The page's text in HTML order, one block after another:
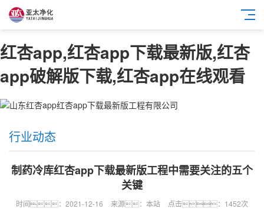
红杏app,红杏app下载最新版,红杏
app破解版下载,红杏app在线观看
行业动态
制药冷库红杏app下载最新版工程中需要关注的五个
关键
时间：2021-12-16 来源：本站 点击：1452次